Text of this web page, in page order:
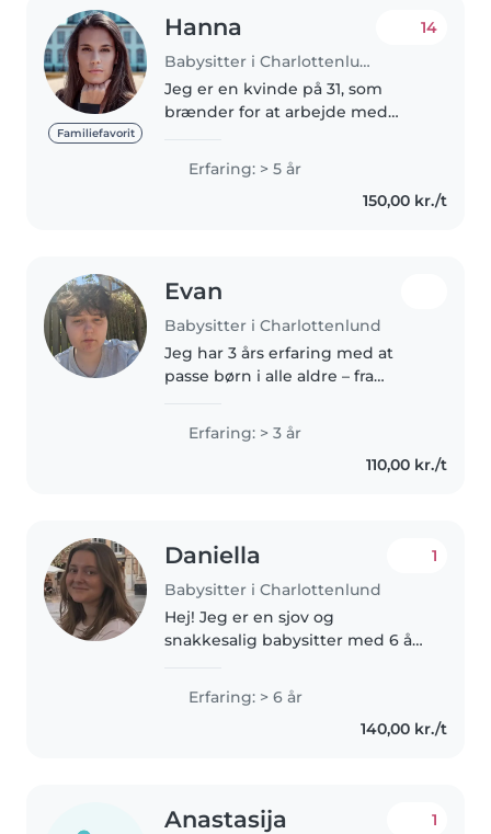
Familiefavorit
Hanna
Babysitter i Charlottenlund
14
Jeg er en kvinde på 31, som
brænder for at arbejde med
pædagogisk assistent (2015) Jeg
har arbejdet i flere forskellige
vuggestuer, børnehave og
Erfaring: > 5 år
150,00 kr./t
Evan
Babysitter i Charlottenlund
Jeg har 3 års erfaring med at
passe børn i alle aldre – fra
kreativ af natur og elsker at
organisere spil, musik og
praktiske aktiviteter, samtidig
Erfaring: > 3 år
110,00 kr./t
Daniella
Babysitter i Charlottenlund
1
Hej! Jeg er en sjov og
snakkesalig babysitter med 6 års
børnehave- og skolealderen. Jeg
arbejder i hverdagene som
lærervikar på en folkeskole, og
Erfaring: > 6 år
140,00 kr./t
Anastasija 1